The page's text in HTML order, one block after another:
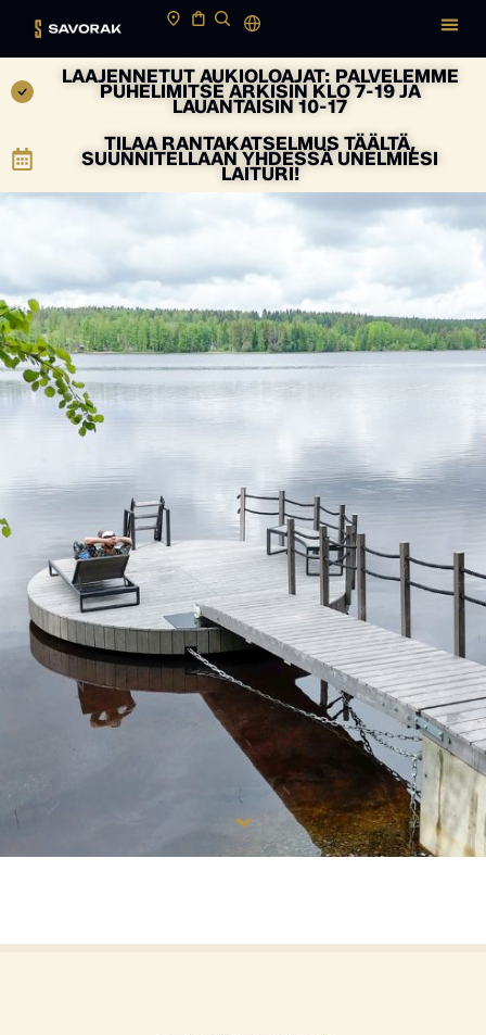
LAAJENNETUT AUKIOLOAJAT: PALVELEMME
PUHELIMITSE ARKISIN KLO 7-19 JA
LAUANTAISIN 10-17
TILAA RANTAKATSELMUS TÄÄLTÄ,
SUUNNITELLAAN YHDESSÄ UNELMIESI
LAITURI!